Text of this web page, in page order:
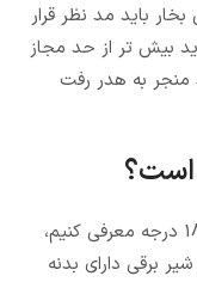
باید مد نظر قرار
بیش تر از حد مجاز
منجر به هدر رفت
است؟
اگر بخواهیم بهترین برند را برای دمای تا 180 درجه معرفی کنیم،
برقی دارای بدنه